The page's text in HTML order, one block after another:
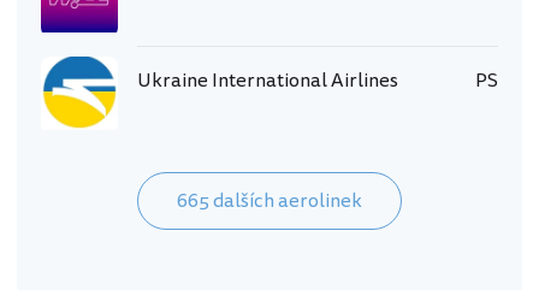
Ukraine International Airlines PS
665 dalších aerolinek